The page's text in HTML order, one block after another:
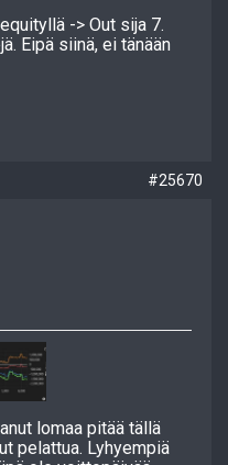
-> Out sija 7.
Eipä siinä, ei tänään
#25670
lomaa pitää tällä
pelattua. Lyhyempiä